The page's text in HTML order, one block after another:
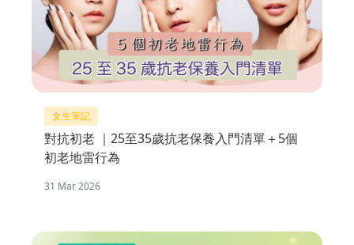
女生筆記
對抗初老 ｜25至35歲抗老保養入門清單＋5個
初老地雷行為
31 Mar 2026